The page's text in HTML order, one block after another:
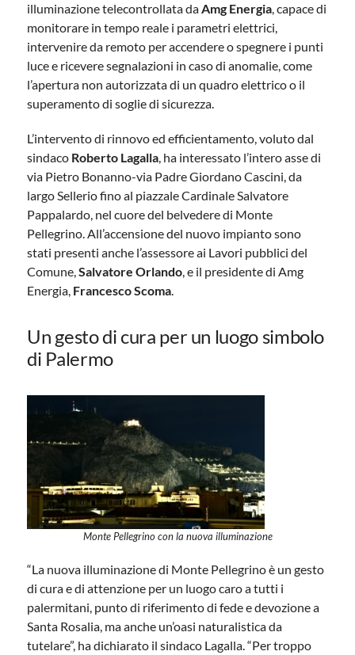
illuminazione telecontrollata daAmg Energia, capace di
monitorare in tempo reale i parametri elettrici,
intervenire da remoto per accendere o spegnere i punti
luce e ricevere segnalazioni in caso di anomalie, come
l’apertura non autorizzata di un quadro elettrico o il
superamento di soglie di sicurezza.
L’intervento di rinnovo ed efficientamento, voluto dal
sindaco Roberto Lagalla, ha interessato l’intero asse di
via Pietro Bonanno-via Padre Giordano Cascini, da
largo Sellerio fino al piazzale Cardinale Salvatore
Pappalardo, nel cuore del belvedere di Monte
Pellegrino. All’accensione del nuovo impianto sono
stati presenti anche l’assessore ai Lavori pubblici del
Comune,Salvatore Orlando, e il presidente di Amg
Energia, Francesco Scoma.
Un gesto di cura per un luogo simbolo
di Palermo
Monte Pellegrino con la nuova illuminazione
“La nuova illuminazione di Monte Pellegrino è un gesto
di cura e di attenzione per un luogo caro a tutti i
palermitani, punto di riferimento di fede e devozione a
Santa Rosalia, ma anche un’oasi naturalistica da
tutelare”, ha dichiarato il sindaco Lagalla. “Per troppo